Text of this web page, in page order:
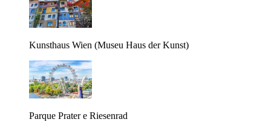
Kunsthaus Wien (Museu Haus der Kunst)
Parque Prater e Riesenrad